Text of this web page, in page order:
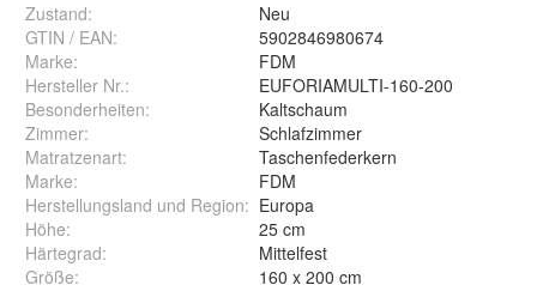
Zustand:
Neu
GTIN / EAN:
5902846980674
Marke:
FDM
Hersteller Nr.:
EUFORIAMULTI-160-200
Besonderheiten:
Kaltschaum
Zimmer:
Schlafzimmer
Matratzenart:
Taschenfederkern
Marke:
FDM
Herstellungsland und Region: Europa
Höhe:
25 cm
Härtegrad:
Mittelfest
Größe: 160 x 200 cm